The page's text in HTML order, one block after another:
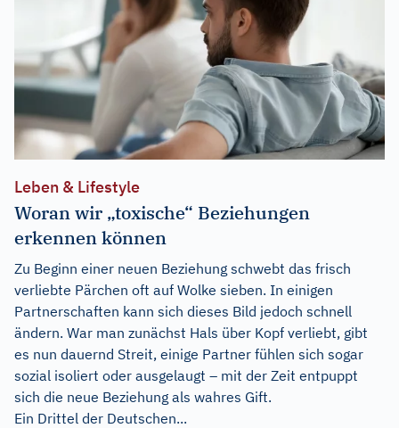
Leben & Lifestyle
Woran wir „toxische“ Beziehungen
erkennen können
Zu Beginn einer neuen Beziehung schwebt das frisch
verliebte Pärchen oft auf Wolke sieben. In einigen
Partnerschaften kann sich dieses Bild jedoch schnell
ändern. War man zunächst Hals über Kopf verliebt, gibt
es nun dauernd Streit, einige Partner fühlen sich sogar
sozial isoliert oder ausgelaugt – mit der Zeit entpuppt
sich die neue Beziehung als wahres Gift.
Ein Drittel der Deutschen...